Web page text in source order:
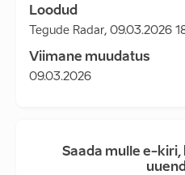
Loodud
Tegude Radar, 09.03.2026
Viimane muudatus
09.03.2026
Saada mulle e-kiri,